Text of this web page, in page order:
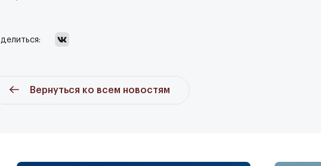
Вернуться ко всем новостям